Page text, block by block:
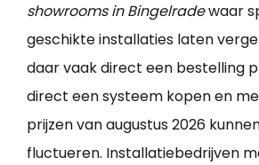
showrooms in Bingelradewaar
geschikte installaties laten
daar vaak direct een bestelling
direct een systeem kopen en
prijzen van augustus 2026
fluctueren. Installatiebedrijven